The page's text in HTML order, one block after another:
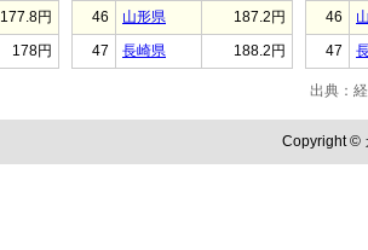
177.8円
178円
46 山形県
187.2円
47
長崎県 188.2円
46
47
出典：
Copyright ©